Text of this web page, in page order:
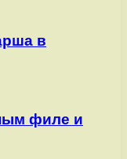
в
филе и